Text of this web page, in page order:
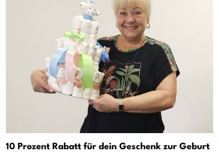
10 Prozent Rabatt für dein Geschenk zur Geburt